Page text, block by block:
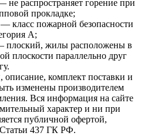
не распространяет горение при
прокладке;
класс пожарной безопасности
A;
жилы расположены в
плоскости параллельно друг
описание, комплект поставки и
изменены производителем
Вся информация на сайте
характер и ни при
публичной офертой,
437 ГК РФ.